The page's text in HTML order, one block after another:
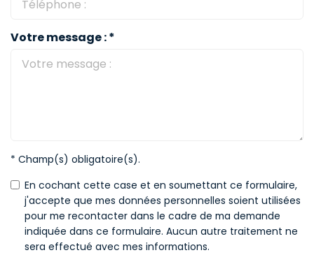
Votre message : *
* Champ(s) obligatoire(s).
En cochant cette case et en soumettant ce formulaire,
j'accepte que mes données personnelles soient utilisées
pour me recontacter dans le cadre de ma demande
indiquée dans ce formulaire. Aucun autre traitement ne
sera effectué avec mes informations.